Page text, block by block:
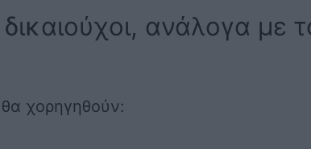
δικαιούχοι, ανάλογα με
χορηγηθούν: